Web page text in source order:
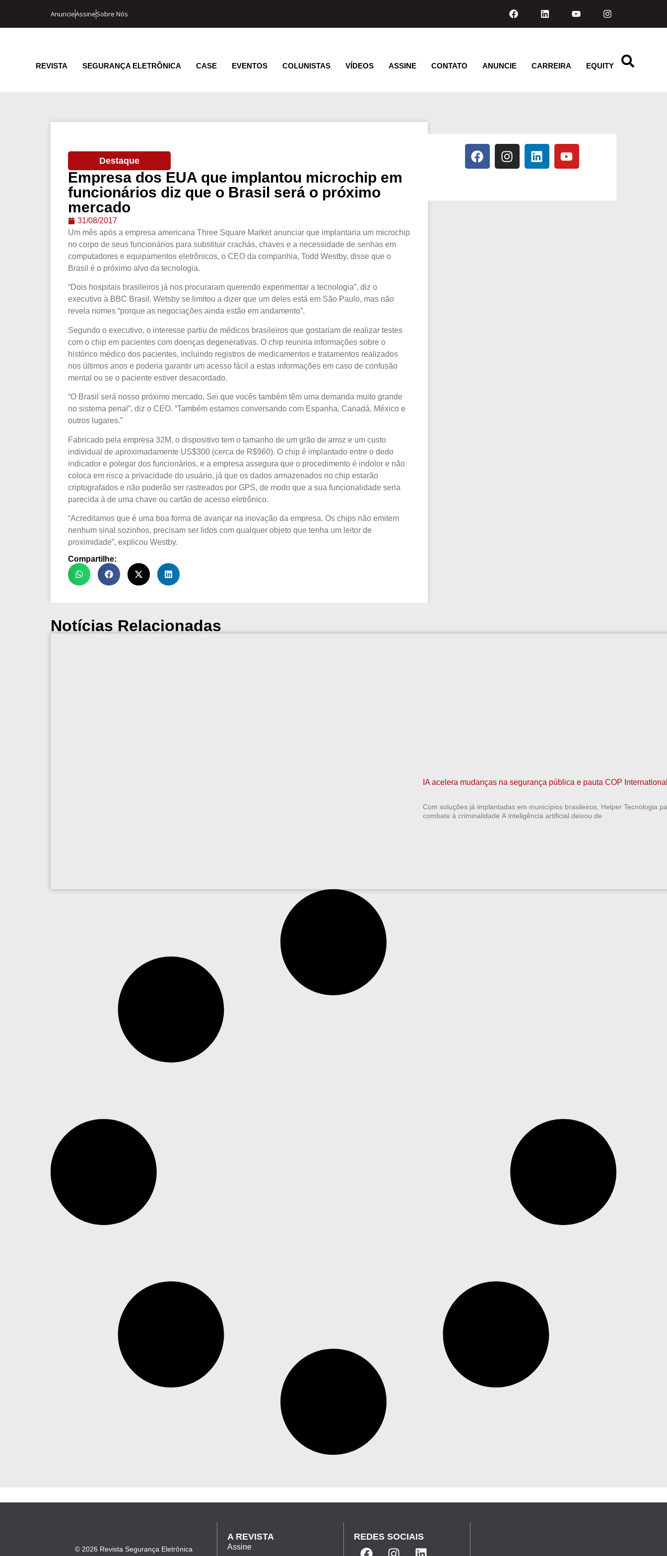
AnuncieAssineSobre Nós
REVISTA SEGURANÇA ELETRÔNICA CASE EVENTOS COLUNISTAS VÍDEOS ASSINE CONTATO ANUNCIE CARREIRA EQUITY
Destaque
Empresa dos EUA que implantou microchip em
funcionários diz que o Brasil será o próximo
mercado
31/08/2017
Um mês após a empresa americana Three Square Market anunciar que implantaria um microchip
no corpo de seus funcionários para substituir crachás, chaves e a necessidade de senhas em
computadores e equipamentos eletrônicos, o CEO da companhia, Todd Westby, disse que o
Brasil é o próximo alvo da tecnologia.
“Dois hospitais brasileiros já nos procuraram querendo experimentar a tecnologia”, diz o
executivo à BBC Brasil. Wetsby se limitou a dizer que um deles está em São Paulo, mas não
revela nomes “porque as negociações ainda estão em andamento”.
Segundo o executivo, o interesse partiu de médicos brasileiros que gostariam de realizar testes
com o chip em pacientes com doenças degenerativas. O chip reuniria informações sobre o
histórico médico dos pacientes, incluindo registros de medicamentos e tratamentos realizados
nos últimos anos e poderia garantir um acesso fácil a estas informações em caso de confusão
mental ou se o paciente estiver desacordado.
“O Brasil será nosso próximo mercado. Sei que vocês também têm uma demanda muito grande
no sistema penal”, diz o CEO. “Também estamos conversando com Espanha, Canadá, México e
outros lugares.”
Fabricado pela empresa 32M, o dispositivo tem o tamanho de um grão de arroz e um custo
individual de aproximadamente US$300 (cerca de R$960). O chip é implantado entre o dedo
indicador e polegar dos funcionários, e a empresa assegura que o procedimento é indolor e não
coloca em risco a privacidade do usuário, já que os dados armazenados no chip estarão
criptografados e não poderão ser rastreados por GPS, de modo que a sua funcionalidade seria
parecida à de uma chave ou cartão de acesso eletrônico.
“Acreditamos que é uma boa forma de avançar na inovação da empresa. Os chips não emitem
nenhum sinal sozinhos, precisam ser lidos com qualquer objeto que tenha um leitor de
proximidade”, explicou Westby.
Compartilhe:
Notícias Relacionadas
IA acelera mudanças na segurança pública e pauta COP
Com soluções já implantadas em municípios brasileiros, Helper Tecnologia
combate à criminalidade A inteligência artificial deixou de
© 2026 Revista Segurança Eletrônica
A REVISTA
Assine
REDES SOCIAIS